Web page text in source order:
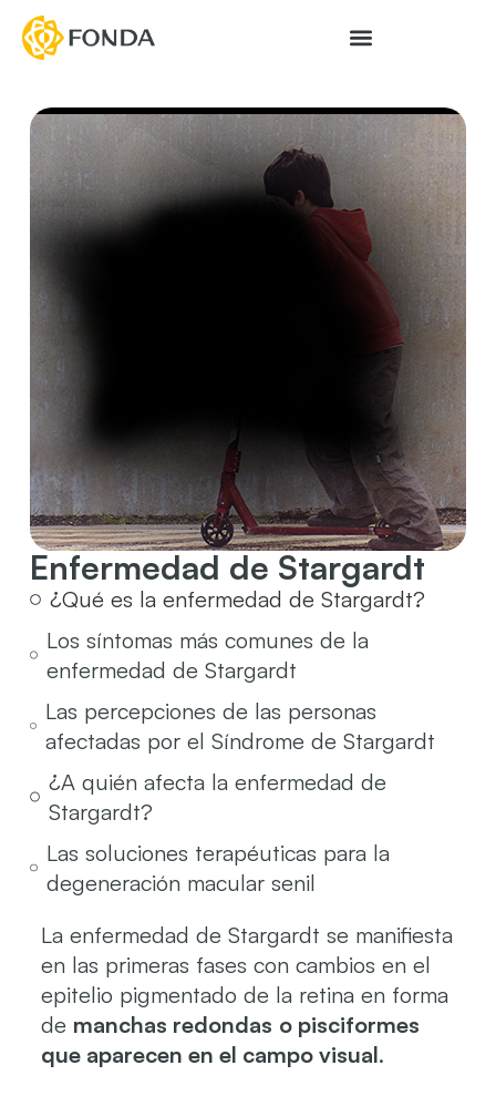
Enfermedad de Stargardt
¿Qué es la enfermedad de Stargardt?
Los síntomas más comunes de la
enfermedad de Stargardt
Las percepciones de las personas
afectadas por el Síndrome de Stargardt
¿A quién afecta la enfermedad de
Stargardt?
Las soluciones terapéuticas para la
degeneración macular senil
La enfermedad de Stargardt se manifiesta
en las primeras fases con cambios en el
epitelio pigmentado de la retina en forma
de manchas redondas o pisciformes
que aparecen en el campo visual.